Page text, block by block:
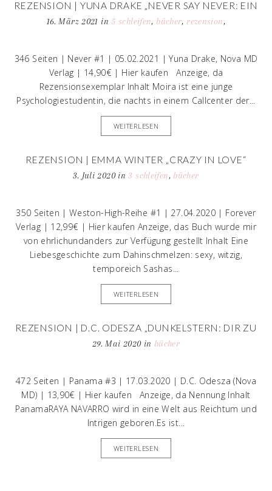
REZENSION | YUNA DRAKE „NEVER SAY NEVER: EIN
BLICK IN MEINE SEELE“
16. März 2021 in 5 schleifen, bücher, rezension,
346 Seiten | Never #1 | 05.02.2021 | Yuna Drake, Nova MD
Verlag | 14,90€ | Hier kaufen Anzeige, da
Rezensionsexemplar Inhalt Moira ist eine junge
Psychologiestudentin, die nachts in einem Callcenter der...
WEITERLESEN
REZENSION | EMMA WINTER „CRAZY IN LOVE“
3. Juli 2020 in3 schleifen, bücher
350 Seiten | Weston-High-Reihe #1 | 27.04.2020 | Forever
Verlag | 12,99€ | Hier kaufen Anzeige, das Buch wurde mir
von ehrlichundanders zur Verfügung gestellt Inhalt Eine
Liebesgeschichte zum Dahinschmelzen: sexy, witzig,
temporeich Sashas...
WEITERLESEN
REZENSION | D.C. ODESZA „DUNKELSTERN: DIR ZU
FOLGEN, BEDEUTET MEINE SEELE ZU VERLIEREN“
29. Mai 2020 in bücher
472 Seiten | Panama #3 | 17.03.2020 | D.C. Odesza (Nova
MD) | 13,90€ | Hier kaufen Anzeige, da Nennung Inhalt
PanamaRAYA NAVARRO wird in eine Welt aus Reichtum und
Intrigen geboren.Es ist...
WEITERLESEN